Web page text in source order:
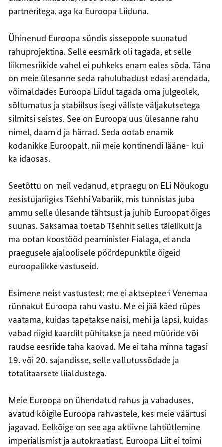
partneritega, aga ka Euroopa Liiduna.
Ühinenud Euroopa sündis sissepoole suunatud
rahuprojektina. Selle eesmärk oli tagada, et selle
liikmesriikide vahel ei puhkeks enam eales sõda. Täna
on meie ülesanne seda rahulubadust edasi arendada,
võimaldades Euroopa Liidul tagada oma julgeolek,
sõltumatus ja stabiilsus isegi väliste väljakutsetega
silmitsi seistes. See on Euroopa uus ülesanne rahu
nimel, daamid ja härrad. Seda ootab enamik
kodanikke Euroopalt, nii meie kontinendi lääne- kui
ka idaosas.
Seetõttu on meil vedanud, et praegu on ELi Nõukogu
eesistujariigiks Tšehhi Vabariik, mis tunnistas juba
ammu selle ülesande tähtsust ja juhib Euroopat õiges
suunas. Saksamaa toetab Tšehhit selles täielikult ja
ma ootan koostööd peaminister Fialaga, et anda
praegusele ajaloolisele pöördepunktile õigeid
euroopalikke vastuseid.
Esimene neist vastustest: me ei aktsepteeri Venemaa
rünnakut Euroopa rahu vastu. Me ei jää käed rüpes
vaatama, kuidas tapetakse naisi, mehi ja lapsi, kuidas
vabad riigid kaardilt pühitakse ja need müüride või
raudse eesriide taha kaovad. Me ei taha minna tagasi
19. või 20. sajandisse, selle vallutussõdade ja
totalitaarsete liialdustega.
Meie Euroopa on ühendatud rahus ja vabaduses,
avatud kõigile Euroopa rahvastele, kes meie väärtusi
jagavad. Eelkõige on see aga aktiivne lahtiütlemine
imperialismist ja autokraatiast. Euroopa Liit ei toimi